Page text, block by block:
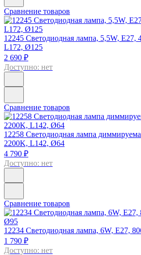
Сравнение товаров
12245 Светодиодная лампа, 5,5W, E27,
L172, Ø125
2 690 ₽
Доступно: нет
Сравнение товаров
12258 Светодиодная лампа
2200K, L142, Ø64
4 790 ₽
Доступно: нет
Сравнение товаров
12234 Светодиодная лампа, 6W, E27,
1 790 ₽
Доступно: нет